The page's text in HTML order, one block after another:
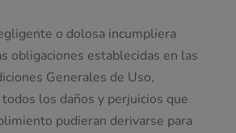
o dolosa incumpliera
obligaciones establecidas en las
Generales de Uso,
los daños y perjuicios que
pudieran derivarse para